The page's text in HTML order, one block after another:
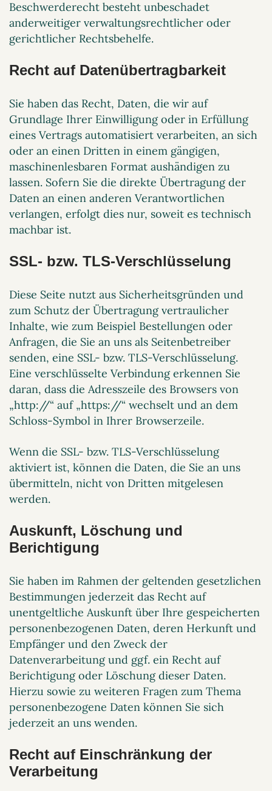
Beschwerderecht besteht unbeschadet
anderweitiger verwaltungsrechtlicher oder
gerichtlicher Rechtsbehelfe.
Recht auf Daten­übertrag­barkeit
Sie haben das Recht, Daten, die wir auf
Grundlage Ihrer Einwilligung oder in Erfüllung
eines Vertrags automatisiert verarbeiten, an sich
oder an einen Dritten in einem gängigen,
maschinenlesbaren Format aushändigen zu
lassen. Sofern Sie die direkte Übertragung der
Daten an einen anderen Verantwortlichen
verlangen, erfolgt dies nur, soweit es technisch
machbar ist.
SSL- bzw. TLS-Verschlüsselung
Diese Seite nutzt aus Sicherheitsgründen und
zum Schutz der Übertragung vertraulicher
Inhalte, wie zum Beispiel Bestellungen oder
Anfragen, die Sie an uns als Seitenbetreiber
senden, eine SSL- bzw. TLS-Verschlüsselung.
Eine verschlüsselte Verbindung erkennen Sie
daran, dass die Adresszeile des Browsers von
„http://“ auf „https://“ wechselt und an dem
Schloss-Symbol in Ihrer Browserzeile.
Wenn die SSL- bzw. TLS-Verschlüsselung
aktiviert ist, können die Daten, die Sie an uns
übermitteln, nicht von Dritten mitgelesen
werden.
Auskunft, Löschung und
Berichtigung
Sie haben im Rahmen der geltenden gesetzlichen
Bestimmungen jederzeit das Recht auf
unentgeltliche Auskunft über Ihre gespeicherten
personenbezogenen Daten, deren Herkunft und
Empfänger und den Zweck der
Datenverarbeitung und ggf. ein Recht auf
Berichtigung oder Löschung dieser Daten.
Hierzu sowie zu weiteren Fragen zum Thema
personenbezogene Daten können Sie sich
jederzeit an uns wenden.
Recht auf Einschränkung der
Verarbeitung